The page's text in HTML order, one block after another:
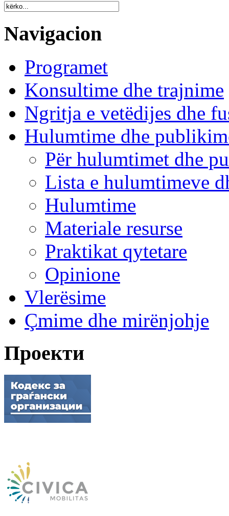
Navigacion
Programet
Konsultime dhe trajnime
Ngritja e vetëdijes dhe
Hulumtime dhe
Për hulumtimet dhe
Lista e hulumtimeve
Hulumtime
Materiale resurse
Praktikat qytetare
Opinione
Vlerësime
Çmime dhe mirënjohje
Проекти